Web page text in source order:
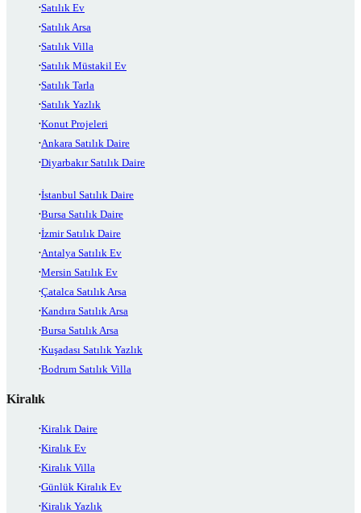
Satılık Ev
Satılık Arsa
Satılık Villa
Satılık Müstakil Ev
Satılık Tarla
Satılık Yazlık
Konut Projeleri
Ankara Satılık Daire
Diyarbakır Satılık Daire
İstanbul Satılık Daire
Bursa Satılık Daire
İzmir Satılık Daire
Antalya Satılık Ev
Mersin Satılık Ev
Çatalca Satılık Arsa
Kandıra Satılık Arsa
Bursa Satılık Arsa
Kuşadası Satılık Yazlık
Bodrum Satılık Villa
Kiralık
Kiralık Daire
Kiralık Ev
Kiralık Villa
Günlük Kiralık Ev
Kiralık Yazlık